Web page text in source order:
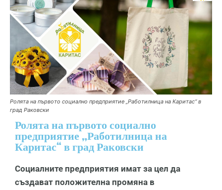
Ролята на първото социално предприятие „Работилница на Каритас“ в
град Раковски
Ролята на първото социално
предприятие „Работилница на
Каритас“ в град Раковски
Социалните предприятия имат за цел да
създават положителна промяна в